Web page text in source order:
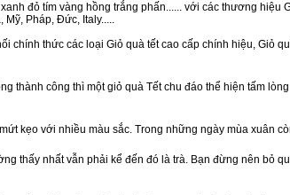
đỏ tím vàng hồng trắng phấn...... với các thương
Mỹ, Pháp, Đức, Italy.....
chính thức các loại Giỏ quà tết cao cấp chính hiệu, Giỏ
thành công thì một giỏ quà Tết chu đáo thể hiện tấm
kẹo với nhiều màu sắc. Trong những ngày mùa xuân
thấy nhất vẫn phải kể đến đó là trà. Bạn đừng nên bỏ